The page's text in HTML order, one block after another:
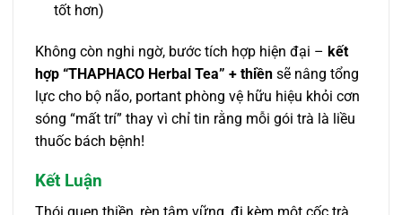
tốt hơn)
Không còn nghi ngờ, bước tích hợp hiện đại – kết
hợp “THAPHACO Herbal Tea” + thiền sẽ nâng tổng
lực cho bộ não, portant phòng vệ hữu hiệu khỏi cơn
sóng “mất trí” thay vì chỉ tin rằng mỗi gói trà là liều
thuốc bách bệnh!
Kết Luận